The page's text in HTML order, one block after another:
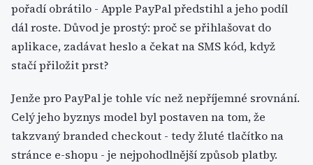
pořadí obrátilo - Apple PayPal předstihl a jeho podíl
dál roste. Důvod je prostý: proč se přihlašovat do
aplikace, zadávat heslo a čekat na SMS kód, když
stačí přiložit prst?
Jenže pro PayPal je tohle víc než nepříjemné srovnání.
Celý jeho byznys model byl postaven na tom, že
takzvaný branded checkout - tedy žluté tlačítko na
stránce e-shopu - je nejpohodlnější způsob platby.